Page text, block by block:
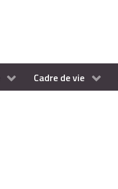
Cadre de vie